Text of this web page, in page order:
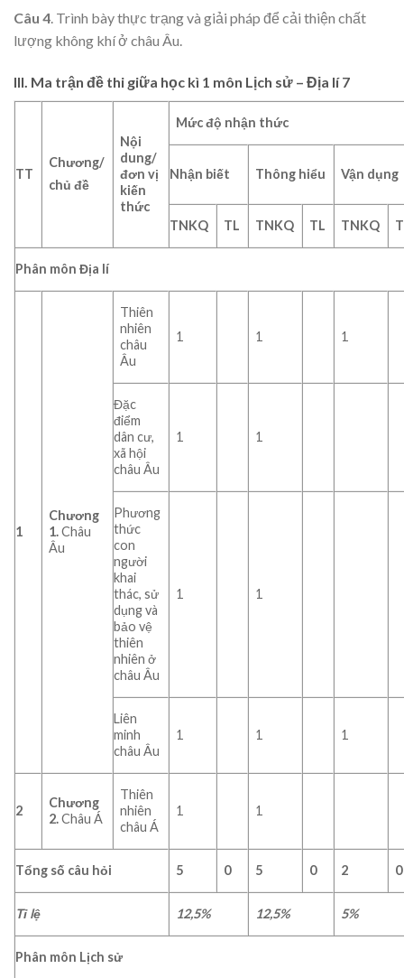
Câu 4. Trình bày thực trạng và giải pháp để cải thiện chất
lượng không khí ở châu Âu.
III. Ma trận đề thi giữa học kì 1 môn Lịch sử – Địa lí 7
TT
Chương/
chủ đề
Nội
dung/
đơn vị
kiến
thức
Mức độ nhận thức
Nhận biết Thông hiểu Vận dụng
TNKQ TL TNKQ TL TNKQ
Phân môn Địa lí
1
Chương
1.Châu
Âu
Thiên
nhiên
châu
Âu
1 1 1
Đặc
điểm
dân cư,
xã hội
châu Âu
1 1
Phương
thức
con
người
khai
thác, sử
dụng và
bảo vệ
thiên
nhiên ở
châu Âu
1 1
Liên
minh
châu Âu
1 1 1
2
Chương
2.Châu Á
Thiên
nhiên
châu Á
1 1
Tổng số câu hỏi 5 0 5 0 2 0
Tỉ lệ 12,5% 12,5% 5%
Phân môn Lịch sử